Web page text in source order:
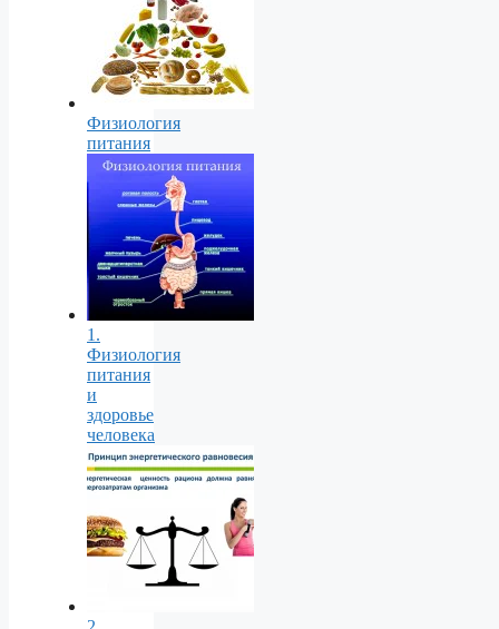
Физиология
питания
1.
Физиология
питания
и
здоровье
человека